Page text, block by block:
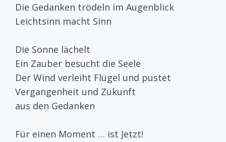
Die Gedanken trödeln im Augenblick
Leichtsinn macht Sinn
Die Sonne lächelt
Ein Zauber besucht die Seele
Der Wind verleiht Flügel und pustet
Vergangenheit und Zukunft
aus den Gedanken
Für einen Moment … ist Jetzt!